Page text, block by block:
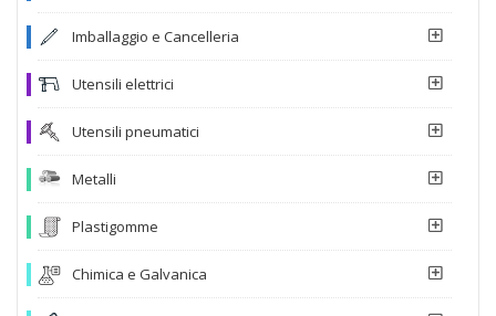
Imballaggio e Cancelleria
Utensili elettrici
Utensili pneumatici
Metalli
Plastigomme
Chimica e Galvanica